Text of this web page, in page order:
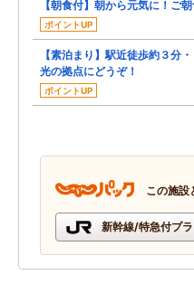
【朝食付】朝から元気に！ご
ポイントUP
【素泊まり】駅近徒歩約３分
光の拠点にどうぞ！
ポイントUP
この施設
新幹線/特急付プ